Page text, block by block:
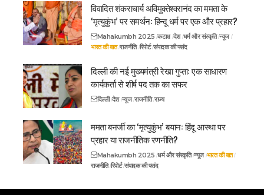
विवादित शंकराचार्य अविमुक्तेश्वरानंद का ममता के
‘मृत्युकुंभ’ पर समर्थन: हिन्दू धर्म पर एक और प्रहार?
Mahakumbh 2025 कटाक्ष देश धर्म और संस्कृति न्यूज
भारत की बात राजनीति रिपोर्ट संपादक की पसंद
दिल्ली की नई मुख्यमंत्री रेखा गुप्ता: एक साधारण
कार्यकर्ता से शीर्ष पद तक का सफर
दिल्ली देश न्यूज राजनीति राज्य
ममता बनर्जी का ‘मृत्युकुंभ’ बयान: हिंदू आस्था पर
प्रहार या राजनीतिक रणनीति?
Mahakumbh 2025 धर्म और संस्कृति न्यूज भारत की बात
राजनीति रिपोर्ट संपादक की पसंद